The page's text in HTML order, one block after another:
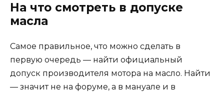
На что смотреть в допуске
масла
Самое правильное, что можно сделать в
первую очередь — найти официальный
допуск производителя мотора на масло. Найти
— значит не на форуме, а в мануале и в